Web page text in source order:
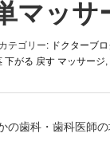
マッサ
カテゴリー: ドクターブ
下がる 戻す マッサージ,
の歯科・歯科医師の